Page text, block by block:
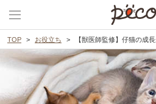
TOP お役立ち 【獣医師監修】仔猫の成長が